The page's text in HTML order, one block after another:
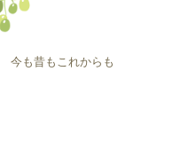
も昔もこれからも